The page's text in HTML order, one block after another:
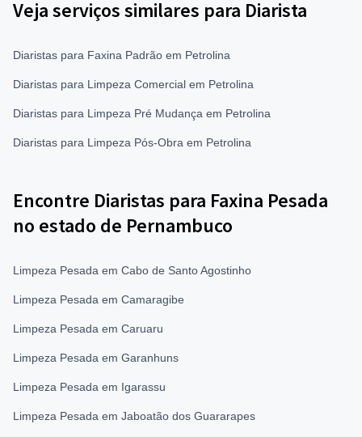
Veja serviços similares para Diarista
Diaristas para Faxina Padrão em Petrolina
Diaristas para Limpeza Comercial em Petrolina
Diaristas para Limpeza Pré Mudança em Petrolina
Diaristas para Limpeza Pós-Obra em Petrolina
Encontre Diaristas para Faxina Pesada
no estado de Pernambuco
Limpeza Pesada em Cabo de Santo Agostinho
Limpeza Pesada em Camaragibe
Limpeza Pesada em Caruaru
Limpeza Pesada em Garanhuns
Limpeza Pesada em Igarassu
Limpeza Pesada em Jaboatão dos Guararapes